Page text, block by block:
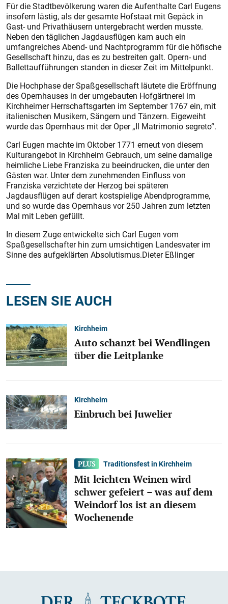
Für die Stadtbevölkerung waren die Aufenthalte Carl Eugens
insofern lästig, als der gesamte Hofstaat mit Gepäck in
Gast- und Privathäusern untergebracht werden musste.
Neben den täglichen Jagdausflügen kam auch ein
umfangreiches Abend- und Nachtprogramm für die höfische
Gesellschaft hinzu, das es zu bestreiten galt. Opern- und
Ballettaufführungen standen in dieser Zeit im Mittelpunkt.
Die Hochphase der Spaßgesellschaft läutete die Eröffnung
des Opernhauses in der umgebauten Hofgärtnerei im
Kirchheimer Herrschaftsgarten im September 1767 ein, mit
italienischen Musikern, Sängern und Tänzern. Eigeweiht
wurde das Opernhaus mit der Oper „Il Matrimonio segreto“.
Carl Eugen machte im Oktober 1771 erneut von diesem
Kulturangebot in Kirchheim Gebrauch, um seine damalige
heimliche Liebe Franziska zu beeindrucken, die unter den
Gästen war. Unter dem zunehmenden Einfluss von
Franziska verzichtete der Herzog bei späteren
Jagdausflügen auf derart kostspielige Abendprogramme,
und so wurde das Opernhaus vor 250 Jahren zum letzten
Mal mit Leben gefüllt.
In diesem Zuge entwickelte sich Carl Eugen vom
Spaßgesellschafter hin zum umsichtigen Landesvater im
Sinne des aufgeklärten Absolutismus.Dieter Eßlinger
LESEN SIE AUCH
Kirchheim
Auto schanzt bei Wendlingen
über die Leitplanke
Kirchheim
Einbruch bei Juwelier
Traditionsfest in Kirchheim
Mit leichten Weinen wird
schwer gefeiert – was auf dem
Weindorf los ist an diesem
Wochenende